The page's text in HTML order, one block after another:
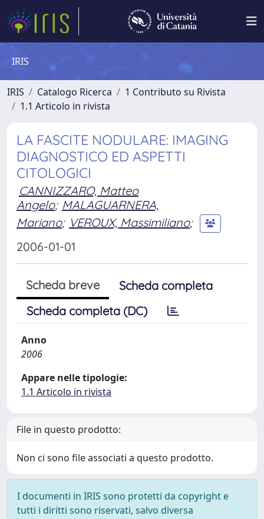
IRIS
IRIS Catalogo Ricerca
1 Contributo su Rivista
1.1 Articolo in rivista
LA FASCITE NODULARE: IMAGING
DIAGNOSTICO ED ASPETTI
CITOLOGICI
CANNIZZARO, Matteo
Angelo; MALAGUARNERA,
Mariano; VEROUX, Massimiliano;
2006-01-01
Scheda breve
Scheda completa
Scheda completa (DC)
Anno
2006
Appare nelle tipologie:
1.1 Articolo in rivista
File in questo prodotto:
Non ci sono file associati a questo prodotto.
I documenti in IRIS sono protetti da copyright e
tutti i diritti sono riservati, salvo diversa